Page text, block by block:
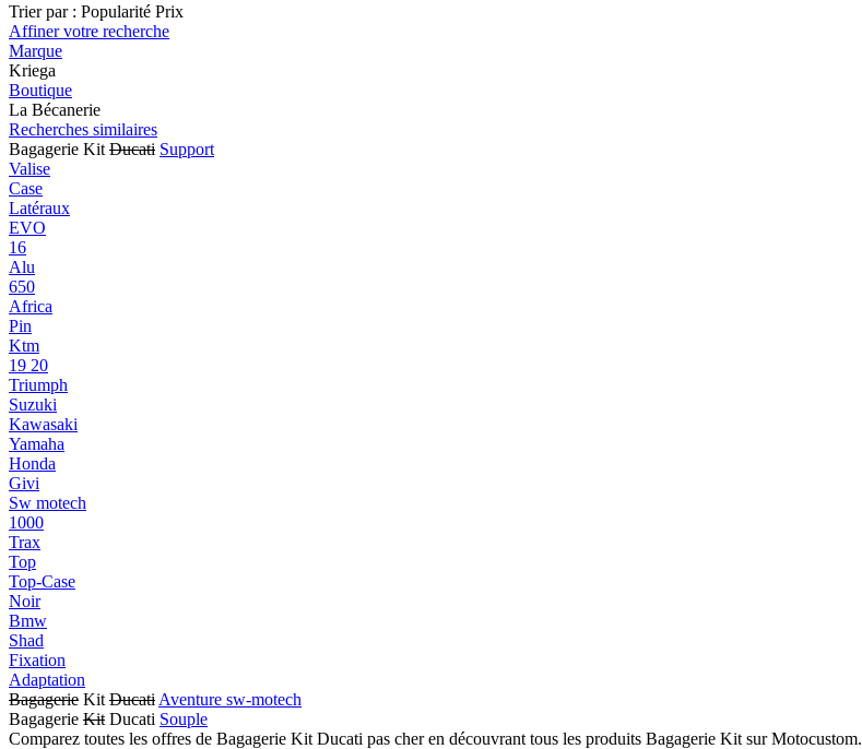
Trier par : Popularité Prix
Affiner votre recherche
Marque
Kriega
Boutique
La Bécanerie
Recherches similaires
Bagagerie Kit Ducati Support
Valise
Case
Latéraux
EVO
16
Alu
650
Africa
Pin
Ktm
19 20
Triumph
Suzuki
Kawasaki
Yamaha
Honda
Givi
Sw motech
1000
Trax
Top
Top-Case
Noir
Bmw
Shad
Fixation
Adaptation
Bagagerie Kit Ducati Aventure sw-motech
Bagagerie Kit Ducati Souple
Comparez toutes les offres de Bagagerie Kit Ducati pas cher en découvrant tous les produits Bagagerie Kit sur Motocustom.